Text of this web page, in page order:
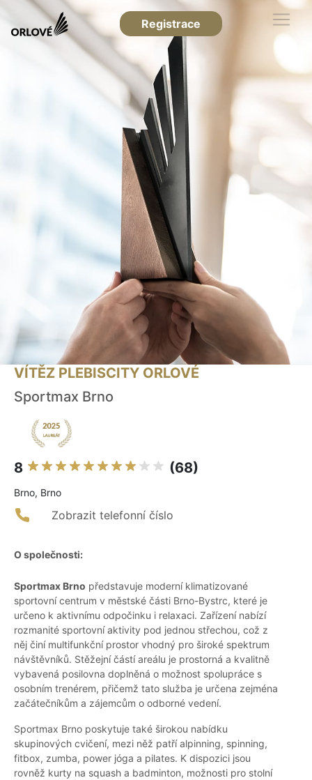
Registrace
VÍTĚZ PLEBISCITY ORLOVÉ
Sportmax Brno
8 (68)
Brno, Brno
Zobrazit telefonní číslo
O společnosti:
Sportmax Brno představuje moderní klimatizované
sportovní centrum v městské části Brno-Bystrc, které je
určeno k aktivnímu odpočinku i relaxaci. Zařízení nabízí
rozmanité sportovní aktivity pod jednou střechou, což z
něj činí multifunkční prostor vhodný pro široké spektrum
návštěvníků. Stěžejní částí areálu je prostorná a kvalitně
vybavená posilovna doplněná o možnost spolupráce s
osobním trenérem, přičemž tato služba je určena zejména
začátečníkům a zájemcům o odborné vedení.
Sportmax Brno poskytuje také širokou nabídku
skupinových cvičení, mezi něž patří alpinning, spinning,
fitbox, zumba, power jóga a pilates. K dispozici jsou
rovněž kurty na squash a badminton, možnosti pro stolní